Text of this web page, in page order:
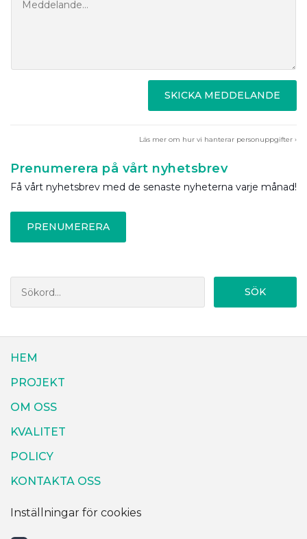
SKICKA MEDDELANDE
Läs mer om hur vi hanterar personuppgifter ›
Prenumerera på vårt nyhetsbrev
Få vårt nyhetsbrev med de senaste nyheterna varje månad!
PRENUMERERA
SÖK
HEM
PROJEKT
OM OSS
KVALITET
POLICY
KONTAKTA OSS
Inställningar för cookies